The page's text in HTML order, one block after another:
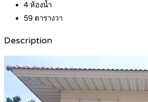
4 ห้องน้ำ
59 ตารางวา
Description